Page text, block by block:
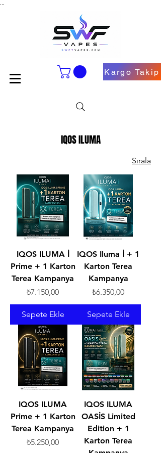
Kargo Takip
IQOS ILUMA
Sırala
IQOS ILUMA İ
Prime + 1 Karton
Terea Kampanya
Fiyat
₺7.150,00
Sepete Ekle
IQOS Iluma İ + 1
Karton Terea
Kampanya
Fiyat
₺6.350,00
Sepete Ekle
IQOS ILUMA
Prime + 1 Karton
Terea Kampanya
Fiyat
₺5.250,00
IQOS ILUMA
OASİS Limited
Edition + 1
Karton Terea